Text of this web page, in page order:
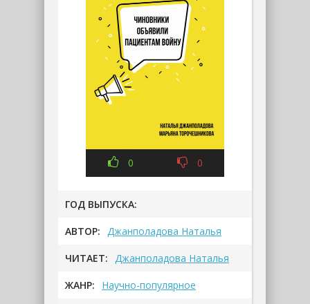
0 0
ГОД ВЫПУСКА:
АВТОР: Джанполадова Наталья
ЧИТАЕТ: Джанполадова Наталья
ЖАНР: Научно-популярное